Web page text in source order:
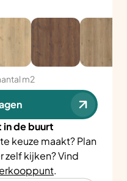
m2
de buurt
keuze maakt? Plan
zelf kijken? Vind
.